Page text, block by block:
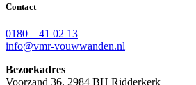
Contact
0180 – 41 02 13
info@vmr-vouwwanden.nl
Bezoekadres
Voorzand 36, 2984 BH Ridderkerk